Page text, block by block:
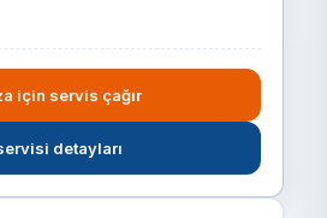
için servis çağır
detayları